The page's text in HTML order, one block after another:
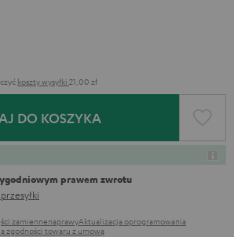
koszty wysyłki 21,00 zł
DO KOSZYKA
prawem zwrotu
zamiennenaprawyAktualizacja oprogramowania
zgodności towaru z umową